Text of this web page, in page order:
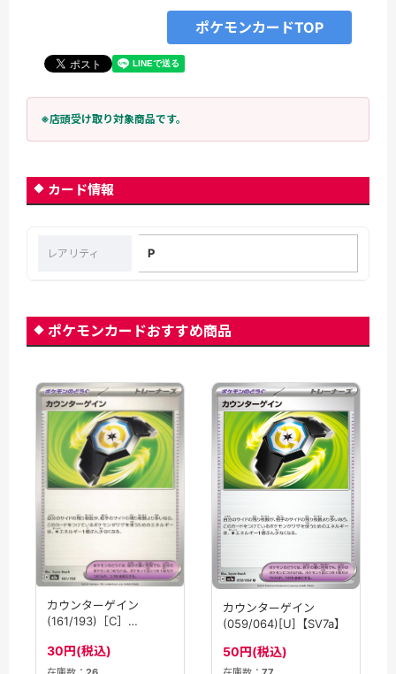
ポケモンカードTOP
※店頭受け取り対象商品です。
カード情報
レアリティ P
ポケモンカードおすすめ商品
カウンターゲイン
(161/193)［C］
30円(税込)
カウンターゲイン
(059/064)[U]【SV7a】
50円(税込)